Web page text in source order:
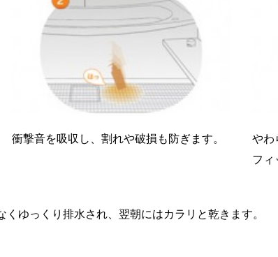
衝撃音を吸収し、割れや破損も防ぎます。
やわ
フィ
ゆっくり排水され、翌朝にはカラリと乾きます。